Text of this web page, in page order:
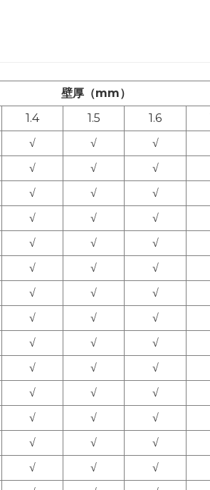
壁厚（mm）
1.4 1.5 1.6
√ √ √
√ √ √
√ √ √
√ √ √
√ √ √
√ √ √
√ √ √
√ √ √
√ √ √
√ √ √
√ √ √
√ √ √
√ √ √
√ √ √